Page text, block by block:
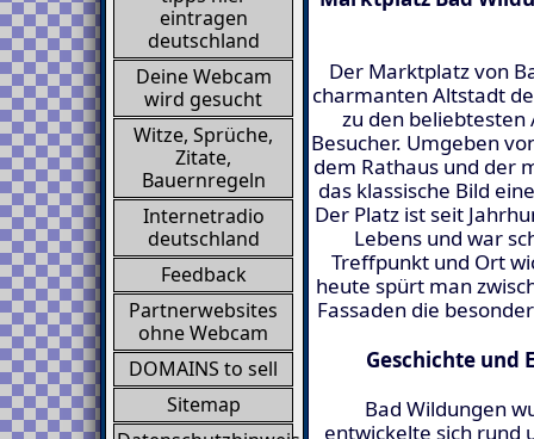
eintragen
deutschland
Deine Webcam
wird gesucht
Witze, Sprüche,
Zitate,
Bauernregeln
Internetradio
deutschland
Feedback
Partnerwebsites
ohne Webcam
DOMAINS to sell
Sitemap
Der Marktplatz von
charmanten Altstadt
zu den beliebtesten
Besucher. Umgeben
dem Rathaus und der
das klassische Bild
Der Platz ist seit
Lebens und war
Treffpunkt und Ort
heute spürt man
Fassaden die
Geschichte und
Bad Wildungen
entwickelte sich rund